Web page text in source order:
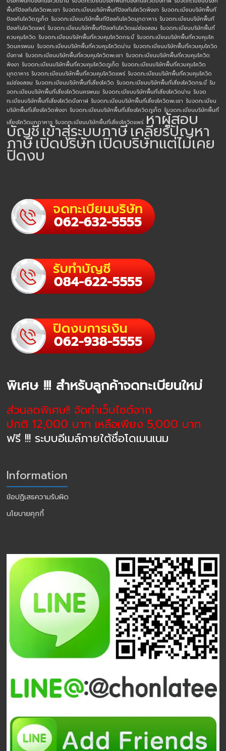
พื้นทีป้องกันโควิดพะเยา รับจดทะเบียนบริษัทพื้นทีป้องกันโควิดพังงา รับจดทะเบียนบริษัทพื้นที
ป้องกันโควิดภูเก็ต รับจดทะเบียนบริษัทพื้นทีป้องกันโควิดมุกดาหาร รับจดทะเบียนบริษัทพื้นที
ป้องกันโควิดแพร่ รับจดทะเบียนบริษัทพื้นทีป้องกันโควิดแม่ฮ่องสอน รับจดทะเบียนบริษัทพื้นที่
ควบคุมโควิด รับจดทะเบียนบริษัทพื้นที่ควบคุมโควิดกระบี่ รับจดทะเบียนบริษัทพื้นที่ควบคุมโค
วิดนครพนม รับจดทะเบียนบริษัทพื้นที่ควบคุมโควิดน่าน รับจดทะเบียนบริษัทพื้นที่ควบคุมโควิด
บึงกาฬ รับจดทะเบียนบริษัทพื้นที่ควบคุมโควิดพะเยา รับจดทะเบียนบริษัทพื้นที่ควบคุมโควิด
พังงา รับจดทะเบียนบริษัทพื้นที่ควบคุมโควิดภูเก็ต รับจดทะเบียนบริษัทพื้นที่ควบคุมโควิด
มุกดาหาร รับจดทะเบียนบริษัทพื้นที่ควบคุมโควิดแพร่ รับจดทะเบียนบริษัทพื้นที่ควบคุมโควิด
แม่ฮ่องสอน รับจดทะเบียนบริษัทพื้นที่เสี่ยงโควิด รับจดทะเบียนบริษัทพื้นที่เสี่ยงโควิดกระบี่ รับ
จดทะเบียนบริษัทพื้นที่เสี่ยงโควิดนครพนม รับจดทะเบียนบริษัทพื้นที่เสี่ยงโควิดน่าน รับจด
ทะเบียนบริษัทพื้นที่เสี่ยงโควิดบึงกาฬ รับจดทะเบียนบริษัทพื้นที่เสี่ยงโควิดพะเยา รับจดทะเบียน
บริษัทพื้นที่เสี่ยงโควิดพังงา รับจดทะเบียนบริษัทพื้นที่เสี่ยงโควิดภูเก็ต รับจดทะเบียนบริษัทพื้นที่
เสี่ยงโควิดมุกดาหาร รับจดทะเบียนบริษัทพื้นที่เสี่ยงโควิดแพร่ หาผู้สอบ
บัญชีเข้าสู่ระบบภาษีเคลียร์ปัญหา
ภาษีเปิดบริษัทเปิดบริษัทแต่ไม่เคย
ปิดงบ
พิเศษ !!! สำหรับลูกค้าจดทะเบียนใหม่
ส่วนลดพิเศษ!! จัดทำเว็บไซต์จาก
ปกติ 12,000 บาท เหลือเพียง 5,000 บาท
ฟรี !!! ระบบอีเมล์ภายใต้ชื่อโดเมนเนม
Information
ข้อปฏิเสธความรับผิด
นโยบายคุกกี้